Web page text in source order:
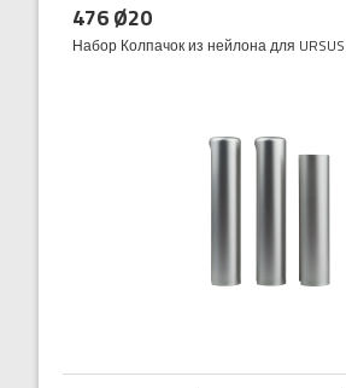
476 Ø20
Набор Колпачок из нейлона для URSUS